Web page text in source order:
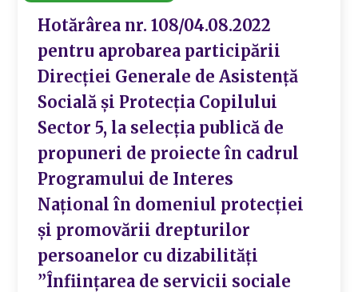
Hotărârea nr. 108/04.08.2022
pentru aprobarea participării
Direcției Generale de Asistență
Socială și Protecția Copilului
Sector 5, la selecția publică de
propuneri de proiecte în cadrul
Programului de Interes
Național în domeniul protecției
și promovării drepturilor
persoanelor cu dizabilități
”Înființarea de servicii sociale